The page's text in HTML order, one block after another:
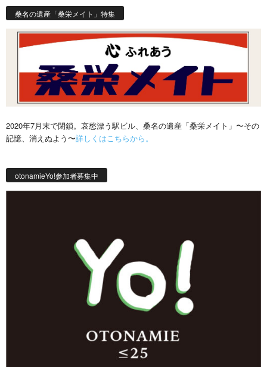
桑名の遺産「桑栄メイト」特集
2020年7月末で閉鎖。哀愁漂う駅ビル、桑名の遺産「桑栄メイト」〜その
記憶、消えぬよう〜詳しくはこちらから。
otonamieYo!参加者募集中